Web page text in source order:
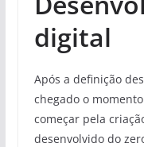
digital
Após a definição
chegado o
começar pela
desenvolvido do